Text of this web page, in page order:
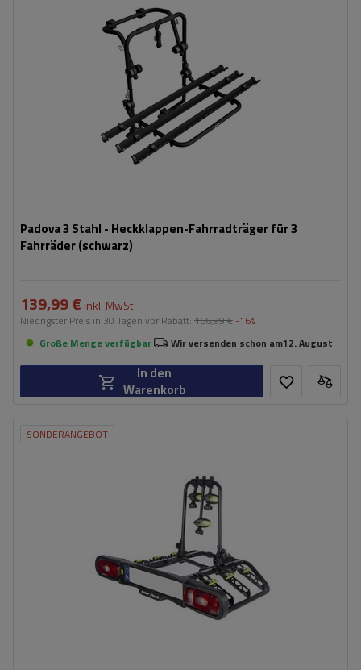
Padova 3 Stahl - Heckklappen-Fahrradträger für 3
Fahrräder (schwarz)
universelles Montagesystem
kompatibel mit allen Karosseriearten
139,99 € inkl. MwSt
Niedrigster Preis in 30 Tagen vor Rabatt: 166,99 € -16%
Große Menge verfügbar
Wir versenden schon am12. August
In den
Warenkorb
SONDERANGEBOT
45 kg
1140 mm
möglichkeit, die Plattform sogar mit Fahrrädern abzuklappen
teilweise klappbare Konstruktion, die die Lagerung erleichtert